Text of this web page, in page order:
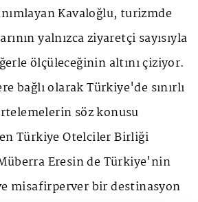
Kavaloğlu, turizmde
yalnızca ziyaretçi sayısıyla
ölçüleceğinin altını çiziyor.
bağlı olarak Türkiye'de sınırlı
söz konusu
Türkiye Otelciler Birliği
Eresin de Türkiye'nin
misafirperver bir destinasyon